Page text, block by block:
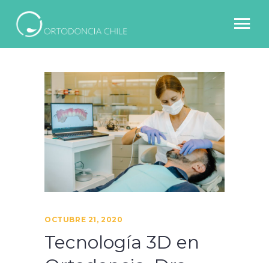
OCTUBRE 21, 2020
Tecnología 3D en